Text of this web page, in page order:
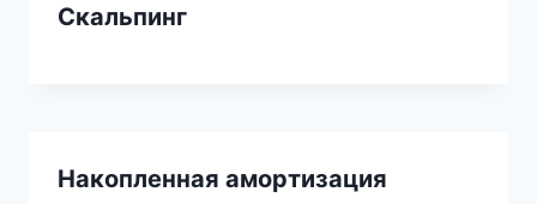
Скальпинг
Накопленная амортизация